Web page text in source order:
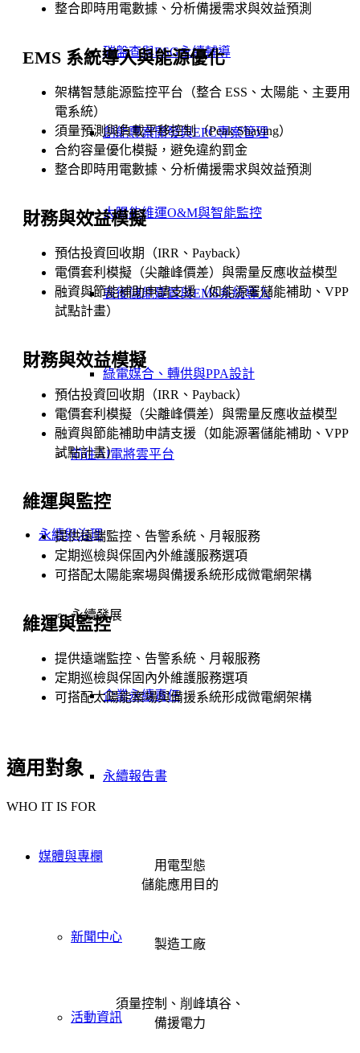
碳盤查與ESG永續輔導
創能專案開發與EPC專案管理
太陽能維運O&M與智能監控
表後儲能建置與EMS系統導入
綠電媒合、轉供與PPA設計
前往AI電將雲平台
永續與治理
永續發展
企業永續責任
永續報告書
媒體與專欄
新聞中心
活動資訊
整合即時用電數據、分析備援需求與效益預測
EMS 系統導入與能源優化
架構智慧能源監控平台（整合 ESS、太陽能、主要用
電系統）
須量預測與負載平移控制（Peak Shaving）
合約容量優化模擬，避免違約罰金
整合即時用電數據、分析備援需求與效益預測
財務與效益模擬
預估投資回收期（IRR、Payback）
電價套利模擬（尖離峰價差）與需量反應收益模型
融資與節能補助申請支援（如能源署儲能補助、VPP
試點計畫）
財務與效益模擬
預估投資回收期（IRR、Payback）
電價套利模擬（尖離峰價差）與需量反應收益模型
融資與節能補助申請支援（如能源署儲能補助、VPP
試點計畫）
維運與監控
提供遠端監控、告警系統、月報服務
定期巡檢與保固內外維護服務選項
可搭配太陽能案場與備援系統形成微電網架構
維運與監控
提供遠端監控、告警系統、月報服務
定期巡檢與保固內外維護服務選項
可搭配太陽能案場與備援系統形成微電網架構
適用對象
WHO IT IS FOR
用電型態
儲能應用目的
製造工廠
須量控制、削峰填谷、
備援電力